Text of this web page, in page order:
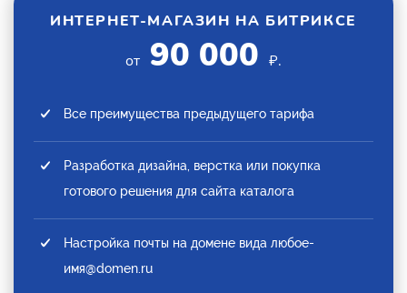
ИНТЕРНЕТ-МАГАЗИН НА БИТРИКСЕ
от 90 000 ₽.
Все преимущества предыдущего тарифа
Разработка дизайна, верстка или покупка
готового решения для сайта каталога
Настройка почты на домене вида любое-
имя@domen.ru